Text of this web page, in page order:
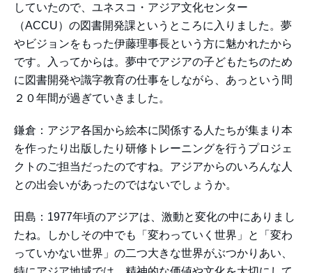
していたので、ユネスコ・アジア文化センター
（ACCU）の図書開発課というところに入りました。夢
やビジョンをもった伊藤理事長という方に魅かれたから
です。入ってからは。夢中でアジアの子どもたちのため
に図書開発や識字教育の仕事をしながら、あっという間
２０年間が過ぎていきました。
鎌倉：アジア各国から絵本に関係する人たちが集まり本
を作ったり出版したり研修トレーニングを行うプロジェ
クトのご担当だったのですね。アジアからのいろんな人
との出会いがあったのではないでしょうか。
田島：1977年頃のアジアは、激動と変化の中にありまし
たね。しかしその中でも「変わっていく世界」と「変わ
っていかない世界」の二つ大きな世界がぶつかりあい、